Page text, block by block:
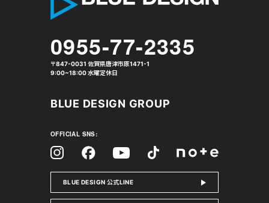
0955-77-2335
〒847-0031 佐賀県唐津市原1471-1
9:00~18:00 水曜定休日
BLUE DESIGN GROUP
OFFICIAL SNS:
InstagramFacebookYouTubeTiktok
BLUE DESIGN 公式LINE